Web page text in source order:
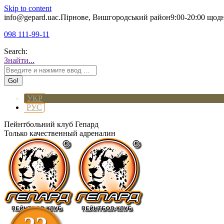
Skip to content
info@gepard.uaс.Пірнове, Вишгородський район9:00-20:00
098 111-99-11
Search:
Знайти...
УКР
РУС
Пейнтбольний клуб Гепард
Только качественный адреналин